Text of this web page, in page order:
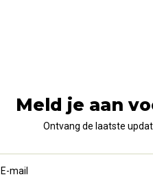
Meld je aan
Ontvang de laatste